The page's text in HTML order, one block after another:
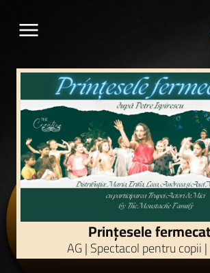
menu
Prințesele
AG | Spectacol pentru copii